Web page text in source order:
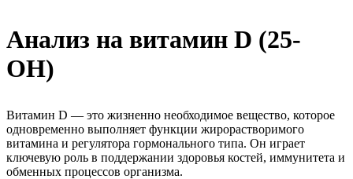
Анализ на витамин D (25-
ОН)
Витамин D — это жизненно необходимое вещество, которое
одновременно выполняет функции жирорастворимого
витамина и регулятора гормонального типа. Он играет
ключевую роль в поддержании здоровья костей, иммунитета и
обменных процессов организма.